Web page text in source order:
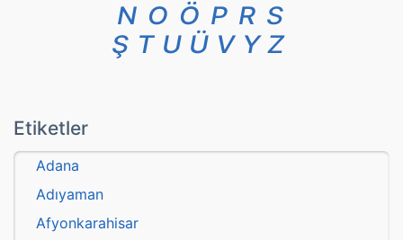
N O Ö P R S
Ş T U Ü V Y Z
Etiketler
Adana
Adıyaman
Afyonkarahisar